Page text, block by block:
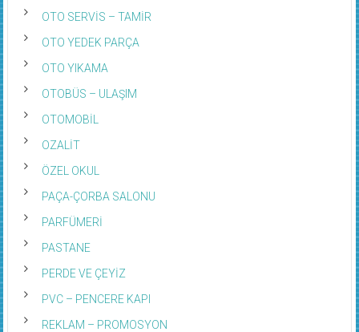
OTO SERVİS – TAMİR
OTO YEDEK PARÇA
OTO YIKAMA
OTOBÜS – ULAŞIM
OTOMOBİL
OZALİT
ÖZEL OKUL
PAÇA-ÇORBA SALONU
PARFÜMERİ
PASTANE
PERDE VE ÇEYİZ
PVC – PENCERE KAPI
REKLAM – PROMOSYON